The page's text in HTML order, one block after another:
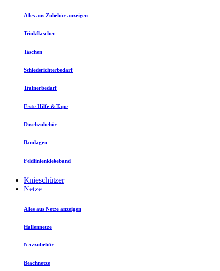
Alles aus Zubehör anzeigen
Trinkflaschen
Taschen
Schiedsrichterbedarf
Trainerbedarf
Erste Hilfe & Tape
Duschzubehör
Bandagen
Feldlinienklebeband
Knieschützer
Netze
Alles aus Netze anzeigen
Hallennetze
Netzzubehör
Beachnetze